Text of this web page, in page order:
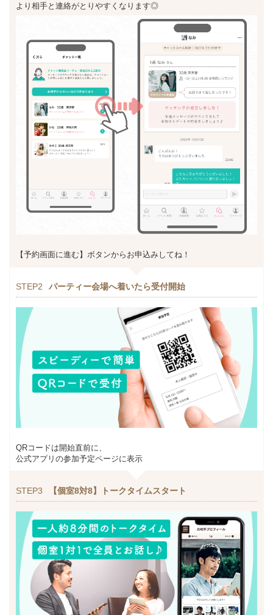
より相手と連絡がとりやすくなります◎
【予約画面に進む】ボタンからお申込みしてね！
STEP2 パーティー会場へ着いたら受付開始
QRコードは開始直前に、
公式アプリの参加予定ページに表示
STEP3 【個室8対8】トークタイムスタート